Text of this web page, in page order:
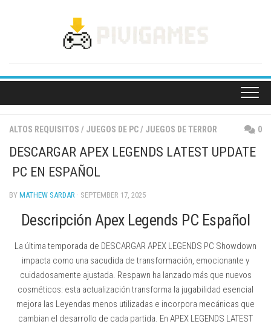
ALTOS REQUISITOS / JUEGOS DE PC/ JUEGOS DE TERROR 0
DESCARGAR APEX LEGENDS LATEST UPDATE
PC EN ESPAÑOL
BY MATHEW SARDAR · SEPTEMBER 17, 2025
Descripción Apex Legends PC Español
La última temporada de DESCARGAR APEX LEGENDS PC Showdown
impacta como una sacudida de transformación, emocionante y
cuidadosamente ajustada. Respawn ha lanzado más que nuevos
cosméticos: esta actualización transforma la jugabilidad esencial
mejora las Leyendas menos utilizadas e incorpora mecánicas que
cambian el desarrollo de cada partida. En APEX LEGENDS LATEST